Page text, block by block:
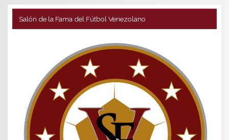
Salón de la Fama del Fútbol Venezolano